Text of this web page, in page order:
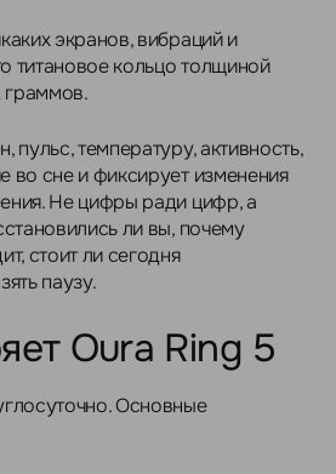
экранов, вибраций и
титановое кольцо толщиной
граммов.
пульс, температуру, активность,
во сне и фиксирует изменения
Не цифры ради цифр, а
ли вы, почему
стоит ли сегодня
паузу.
Oura Ring 5
Основные